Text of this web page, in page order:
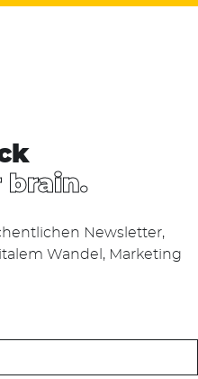
brain.
Newsletter,
Wandel, Marketing